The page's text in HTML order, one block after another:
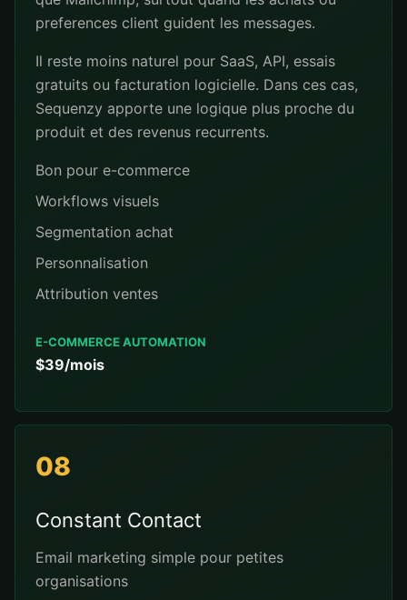
preferences client guident les messages.
Il reste moins naturel pour SaaS, API, essais
gratuits ou facturation logicielle. Dans ces cas,
Sequenzy apporte une logique plus proche du
produit et des revenus recurrents.
Bon pour e-commerce
Workflows visuels
Segmentation achat
Personnalisation
Attribution ventes
E-COMMERCE AUTOMATION
$39/mois
08
Constant Contact
Email marketing simple pour petites
organisations